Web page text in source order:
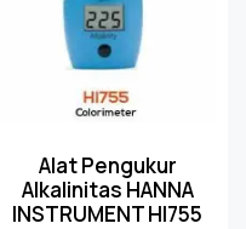
Alat Pengukur
Alkalinitas HANNA
INSTRUMENT HI755